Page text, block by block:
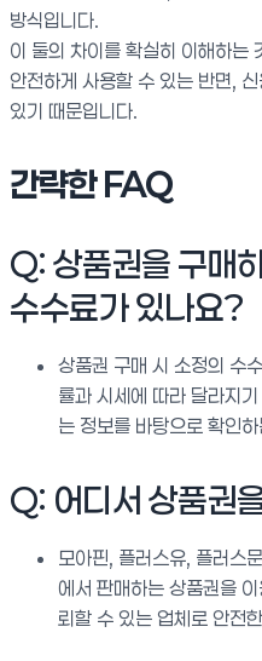
방식입니다.
이 둘의 차이를 확실히 이해하는
안전하게 사용할 수 있는 반면,
있기 때문입니다.
간략한 FAQ
Q: 상품권을 구매
수수료가 있나요?
상품권 구매 시 소정의 수
률과 시세에 따라 달라지
는 정보를 바탕으로 확인
Q: 어디서 상품권
모아핀, 플러스유, 플러스
에서 판매하는 상품권을
뢰할 수 있는 업체로 안전